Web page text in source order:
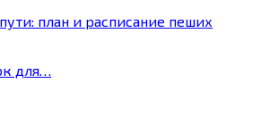
план и расписание пеших
для…